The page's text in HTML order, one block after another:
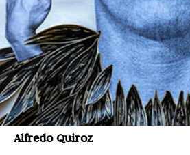
Alfredo Quiroz